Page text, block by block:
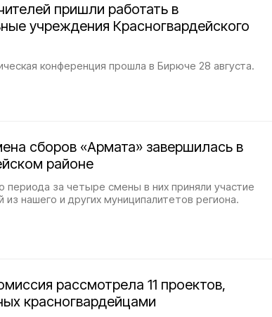
пришли работать в
учреждения Красногвардейского
конференция прошла в Бирюче 28 августа.
сборов «Армата» завершилась в
районе
периода за четыре смены в них приняли участие
нашего и других муниципалитетов региона.
рассмотрела 11 проектов,
красногвардейцами